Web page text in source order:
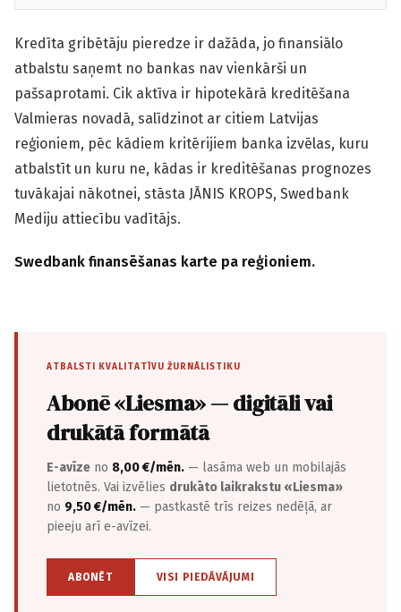
Kredīta gribētāju pieredze ir dažāda, jo finansiālo
atbalstu saņemt no bankas nav vienkārši un
pašsaprotami. Cik aktīva ir hipotekārā kreditēšana
Valmieras novadā, salīdzinot ar citiem Latvijas
reģioniem, pēc kādiem kritērijiem banka izvēlas, kuru
atbalstīt un kuru ne, kādas ir kreditēšanas prognozes
tuvākajai nākotnei, stāsta JĀNIS KROPS, Swedbank
Mediju attiecību vadītājs.
Swedbank finansēšanas karte pa reģioniem.
ATBALSTI KVALITATĪVU ŽURNĀLISTIKU
Abonē «Liesma» — digitāli vai
drukātā formātā
E-avīze no 8,00 €/mēn. — lasāma web un mobilajās
lietotnēs. Vai izvēlies drukāto laikrakstu «Liesma»
no 9,50 €/mēn. — pastkastē trīs reizes nedēļā, ar
pieeju arī e-avīzei.
ABONĒT VISI PIEDĀVĀJUMI